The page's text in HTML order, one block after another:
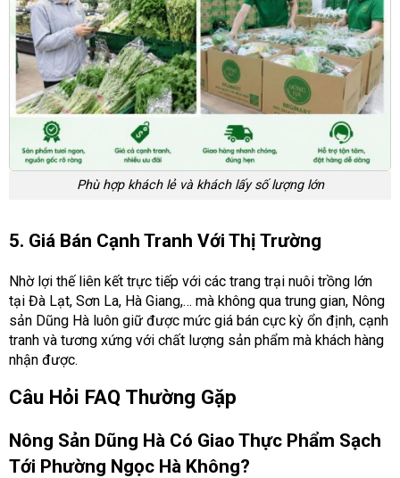
Phù hợp khách lẻ và khách lấy số lượng lớn
5. Giá Bán Cạnh Tranh Với Thị Trường
Nhờ lợi thế liên kết trực tiếp với các trang trại nuôi trồng lớn
tại Đà Lạt, Sơn La, Hà Giang,… mà không qua trung gian, Nông
sản Dũng Hà luôn giữ được mức giá bán cực kỳ ổn định, cạnh
tranh và tương xứng với chất lượng sản phẩm mà khách hàng
nhận được.
Câu Hỏi FAQ Thường Gặp
Nông Sản Dũng Hà Có Giao Thực Phẩm Sạch
Tới Phường Ngọc Hà Không?